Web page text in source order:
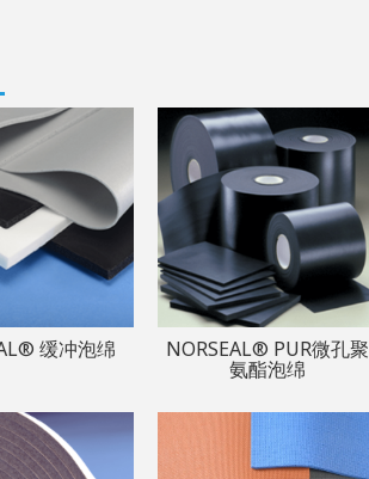
缓冲泡绵 NORSEAL® PUR微孔聚
氨酯泡绵